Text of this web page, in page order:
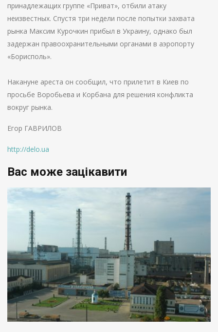
принадлежащих группе «Приват», отбили атаку
неизвестных. Спустя три недели после попытки захвата
рынка Максим Курочкин прибыл в Украину, однако был
задержан правоохранительными органами в аэропорту
«Борисполь».
Накануне ареста он сообщил, что прилетит в Киев по
просьбе Воробьева и Корбана для решения конфликта
вокруг рынка.
Егор ГАВРИЛОВ
http://delo.ua
Вас може зацікавити